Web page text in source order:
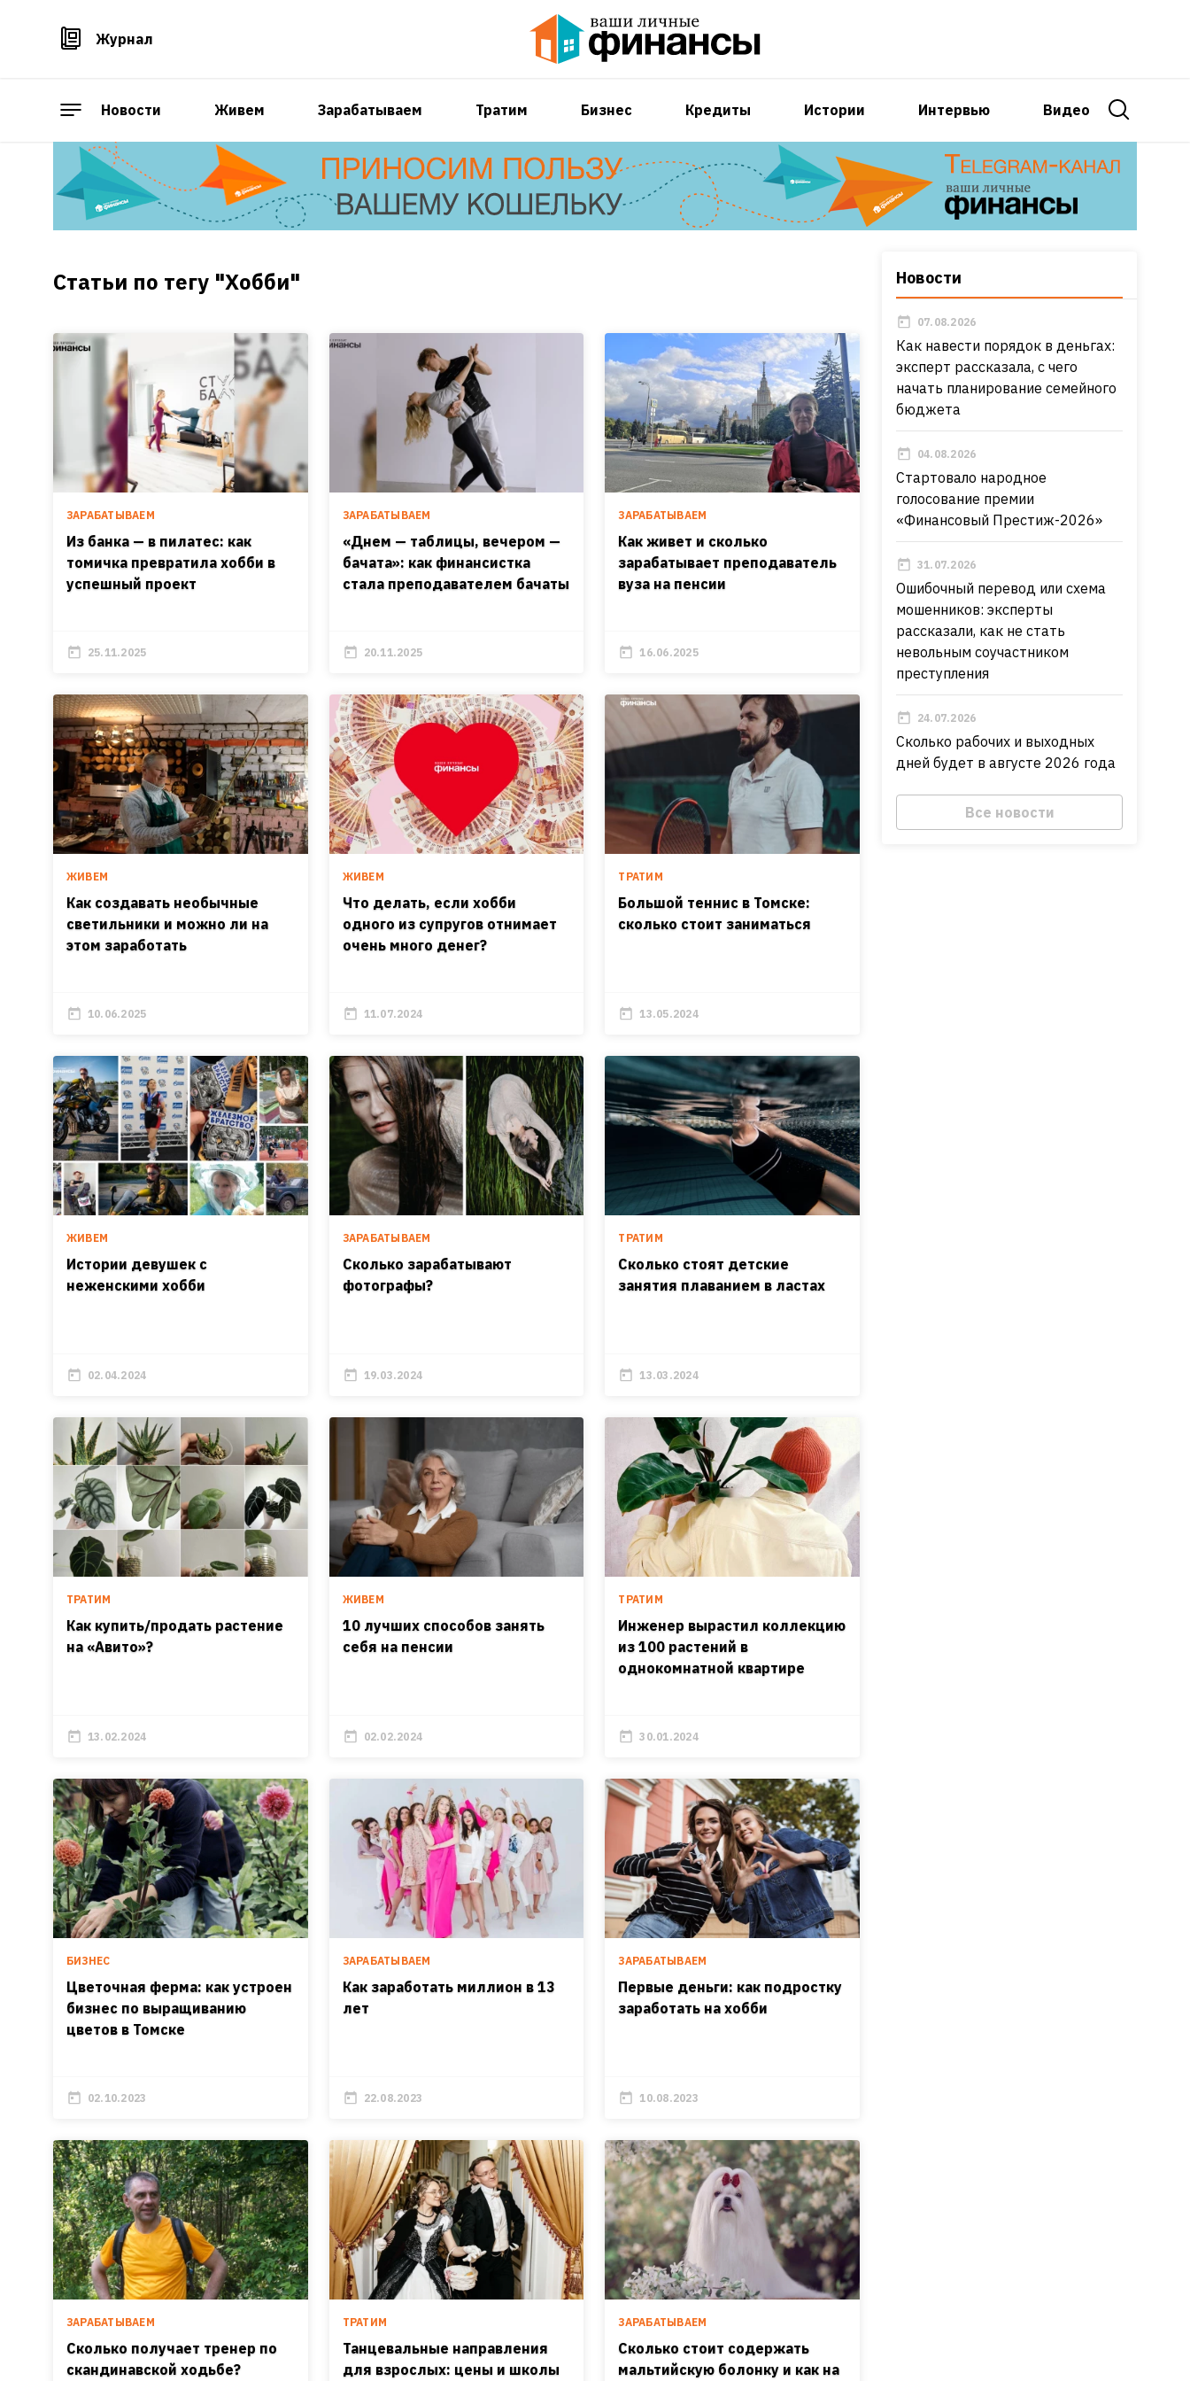
Журнал
Новости Живем Зарабатываем Тратим Бизнес Кредиты Истории Интервью Видео
Статьи по тегу "Хобби"
ЗАРАБАТЫВАЕМ
Из банка — в пилатес: как
томичка превратила хобби в
успешный проект
25.11.2025
ЗАРАБАТЫВАЕМ
«Днем — таблицы, вечером —
бачата»: как финансистка
стала преподавателем бачаты
20.11.2025
ЗАРАБАТЫВАЕМ
Как живет и сколько
зарабатывает преподаватель
вуза на пенсии
16.06.2025
ЖИВЕМ
Как создавать необычные
светильники и можно ли на
этом заработать
10.06.2025
ЖИВЕМ
Что делать, если хобби
одного из супругов отнимает
очень много денег?
11.07.2024
ТРАТИМ
Большой теннис в Томске:
сколько стоит заниматься
13.05.2024
ЖИВЕМ
Истории девушек с
неженскими хобби
02.04.2024
ЗАРАБАТЫВАЕМ
Сколько зарабатывают
фотографы?
19.03.2024
ТРАТИМ
Сколько стоят детские
занятия плаванием в ластах
13.03.2024
ТРАТИМ
Как купить/продать растение
на «Авито»?
13.02.2024
ЖИВЕМ
10 лучших способов занять
себя на пенсии
02.02.2024
ТРАТИМ
Инженер вырастил коллекцию
из 100 растений в
однокомнатной квартире
30.01.2024
БИЗНЕС
Цветочная ферма: как устроен
бизнес по выращиванию
цветов в Томске
02.10.2023
ЗАРАБАТЫВАЕМ
Как заработать миллион в 13
лет
22.08.2023
ЗАРАБАТЫВАЕМ
Первые деньги: как подростку
заработать на хобби
10.08.2023
ЗАРАБАТЫВАЕМ
Сколько получает тренер по
скандинавской ходьбе?
ТРАТИМ
Танцевальные направления
для взрослых: цены и школы
ЗАРАБАТЫВАЕМ
Сколько стоит содержать
мальтийскую болонку и как на
Новости
07.08.2026
Как навести порядок в деньгах:
эксперт рассказала, с чего
начать планирование семейного
бюджета
04.08.2026
Стартовало народное
голосование премии
«Финансовый Престиж-2026»
31.07.2026
Ошибочный перевод или схема
мошенников: эксперты
рассказали, как не стать
невольным соучастником
преступления
24.07.2026
Сколько рабочих и выходных
дней будет в августе 2026 года
Все новости